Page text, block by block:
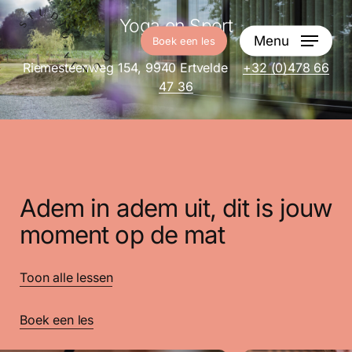
Skip
to
main
content
Boek een les Menu
Yoga en Sport
Riemesteenweg 154, 9940 Ertvelde+32 (0)478 66
47 36
Adem in adem uit, dit is jouw
moment op de mat
Toon alle lessen
Boek een les